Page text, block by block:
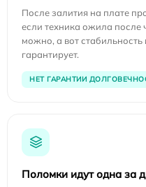
После залития на плате
если техника ожила после
можно, а вот
гарантирует.
НЕТ ГАРАНТИИ
Поломки идут одна за